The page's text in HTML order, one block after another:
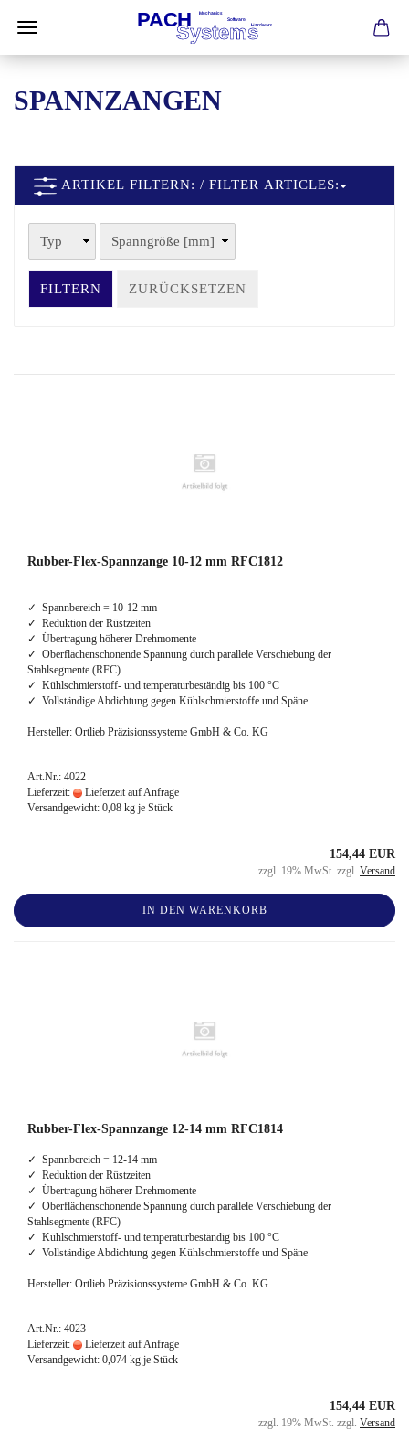
SPANNZANGEN
ARTIKEL FILTERN: / FILTER ARTICLES:
FILTERN ZURÜCKSETZEN
Rubber-Flex-Spannzange 10-12 mm RFC1812
✓ Spannbereich = 10-12 mm
✓ Reduktion der Rüstzeiten
✓ Übertragung höherer Drehmomente
✓ Oberflächenschonende Spannung durch parallele Verschiebung der
Stahlsegmente (RFC)
✓ Kühlschmierstoff- und temperaturbeständig bis 100 °C
✓ Vollständige Abdichtung gegen Kühlschmierstoffe und Späne
Hersteller: Ortlieb Präzisionssysteme GmbH & Co. KG
Art.Nr.: 4022
Lieferzeit:
Lieferzeit auf Anfrage
Versandgewicht: 0,08 kg je Stück
154,44 EUR
zzgl. 19% MwSt. zzgl. Versand
IN DEN WARENKORB
Rubber-Flex-Spannzange 12-14 mm RFC1814
✓ Spannbereich = 12-14 mm
✓ Reduktion der Rüstzeiten
✓ Übertragung höherer Drehmomente
✓ Oberflächenschonende Spannung durch parallele Verschiebung der
Stahlsegmente (RFC)
✓ Kühlschmierstoff- und temperaturbeständig bis 100 °C
✓ Vollständige Abdichtung gegen Kühlschmierstoffe und Späne
Hersteller: Ortlieb Präzisionssysteme GmbH & Co. KG
Art.Nr.: 4023
Lieferzeit:
Lieferzeit auf Anfrage
Versandgewicht: 0,074 kg je Stück
154,44 EUR
zzgl. 19% MwSt. zzgl. Versand